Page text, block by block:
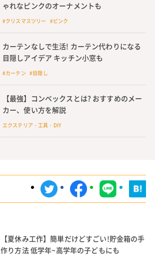
ゃれなピンクのオーナメントも
#クリスマスツリー #ピンク
カーテンなしで生活! カーテン代わりになる
目隠しアイデア キッチン小窓も
#カーテン #目隠し
【最強】コンベックスとは? おすすめのメー
カー、使い方を解説
エクステリア・工具・DIY
【夏休み工作】簡単だけどすごい!貯金箱の手
作り方法 低学年~高学年の子どもにも